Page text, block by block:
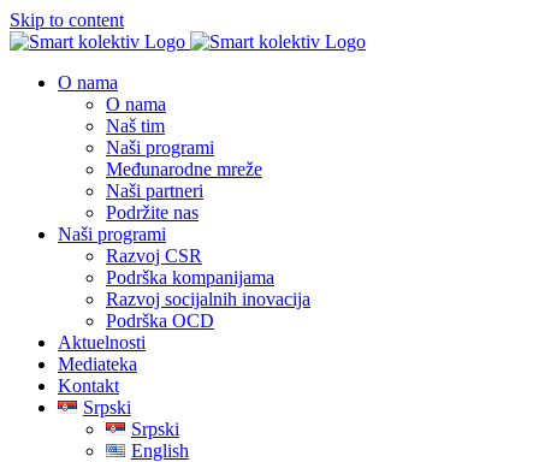
Skip to content
O nama
O nama
Naš tim
Naši programi
Međunarodne mreže
Naši partneri
Podržite nas
Naši programi
Razvoj CSR
Podrška kompanijama
Razvoj socijalnih inovacija
Podrška OCD
Aktuelnosti
Mediateka
Kontakt
Srpski
Srpski
English